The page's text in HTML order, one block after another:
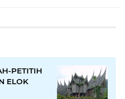
PETITIH
ELOK